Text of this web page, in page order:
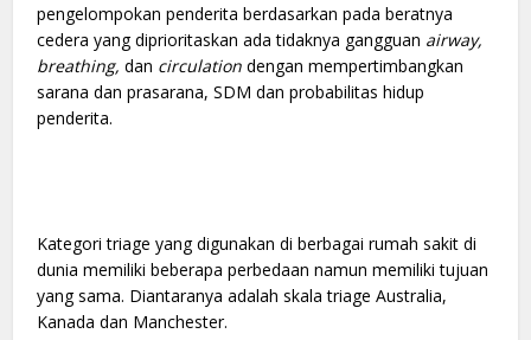
pengelompokan penderita berdasarkan pada beratnya
cedera yang diprioritaskan ada tidaknya gangguan airway,
breathing, dan circulationdengan mempertimbangkan
sarana dan prasarana, SDM dan probabilitas hidup
penderita.
Kategori triage yang digunakan di berbagai rumah sakit di
dunia memiliki beberapa perbedaan namun memiliki tujuan
yang sama. Diantaranya adalah skala triage Australia,
Kanada dan Manchester.